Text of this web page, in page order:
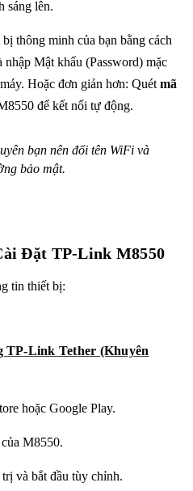
sáng lên.
thông minh của bạn bằng cách
Mật khẩu (Password) mặc
Hoặc đơn giản hơn: Quét mã
để kết nối tự động.
bạn nên đổi tên WiFi và
bảo mật.
Đặt TP-Link M8550
tin thiết bị:
TP-Link Tether (Khuyên
hoặc Google Play.
M8550.
và bắt đầu tùy chỉnh.